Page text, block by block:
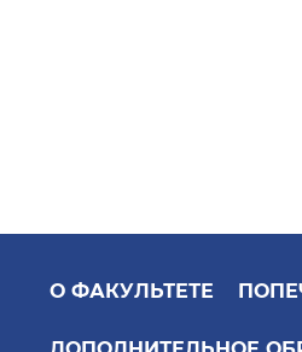
О ФАКУЛЬТЕТЕ